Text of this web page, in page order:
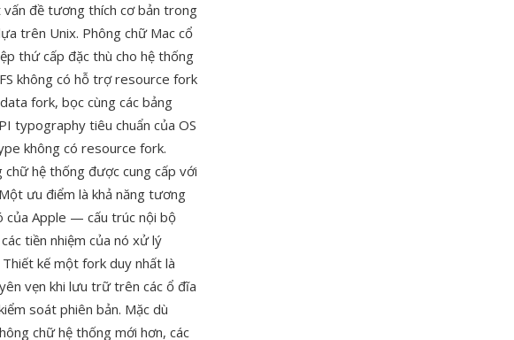
đề tương thích cơ bản trong
trên Unix. Phông chữ Mac cổ
thứ cấp đặc thù cho hệ thống
không có hỗ trợ resource fork
fork, bọc cùng các bảng
typography tiêu chuẩn của OS
không có resource fork.
chữ hệ thống được cung cấp với
ưu điểm là khả năng tương
của Apple — cấu trúc nội bộ
tiền nhiệm của nó xử lý
kế một fork duy nhất là
vẹn khi lưu trữ trên các ổ đĩa
soát phiên bản. Mặc dù
chữ hệ thống mới hơn, các